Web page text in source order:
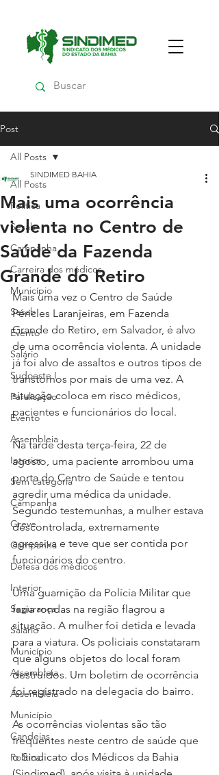
Post
All Posts
Política
Sesab
Campanha
Carreira dos médicos
Município
Sesab
Evento
Salário
Sudoeste I
Paralisação
Evento
Assembleia
Interior
Sem categoria
Campanha
Greve
Campanha
Defesa dos médicos
Interior
Segurança
Salário
Município
Assembleia
Assembleia
Município
Candeias
Política
All Posts
Mais uma ocorrência
violenta no Centro de
Saúde da Fazenda
Grande do Retiro
SINDIMED BAHIA
Mais uma vez o Centro de Saúde
Péricles Laranjeiras, em Fazenda
Grande do Retiro, em Salvador, é alvo
de uma ocorrência violenta. A unidade
já foi alvo de assaltos e outros tipos de
transtornos por mais de uma vez. A
situação coloca em risco médicos,
pacientes e funcionários do local.
Na tarde desta terça-feira, 22 de
agosto, uma paciente arrombou uma
porta do Centro de Saúde e tentou
agredir uma médica da unidade.
Segundo testemunhas, a mulher estava
descontrolada, extremamente
agressiva e teve que ser contida por
funcionários do centro.
Uma guarnição da Polícia Militar que
fazia rondas na região flagrou a
situação. A mulher foi detida e levada
para a viatura. Os policiais constataram
que alguns objetos do local foram
destruídos. Um boletim de ocorrência
foi registrado na delegacia do bairro.
As ocorrências violentas são tão
frequentes neste centro de saúde que
o Sindicato dos Médicos da Bahia